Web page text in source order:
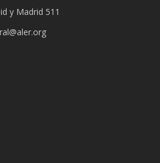
y Madrid 511